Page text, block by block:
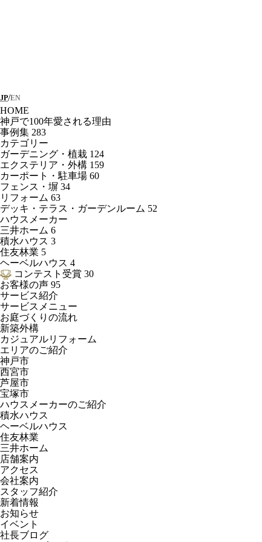
JP/EN
HOME
神戸で100年愛される理由
事例集 283
カテゴリー
ガーデニング・植栽 124
エクステリア・外構 159
カーポート・駐車場 60
フェンス・塀 34
リフォーム 63
デッキ・テラス・ガーデンルーム 52
ハウスメーカー
三井ホーム 6
積水ハウス 3
住友林業 5
ヘーベルハウス 4
コンテスト受賞 30
お客様の声 95
サービス紹介
サービスメニュー
お庭づくりの流れ
新築外構
カジュアルリフォーム
エリアのご紹介
神戸市
西宮市
芦屋市
宝塚市
ハウスメーカーのご紹介
積水ハウス
ヘーベルハウス
住友林業
三井ホーム
店舗案内
アクセス
会社案内
スタッフ紹介
新着情報
お知らせ
イベント
社長ブログ